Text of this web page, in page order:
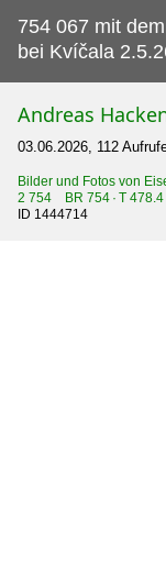
754 067 mit
bei Kvíčala
Andreas
03.06.2026, 112
Bilder und Fotos von
2 754 BR 754 · T
ID 1444714